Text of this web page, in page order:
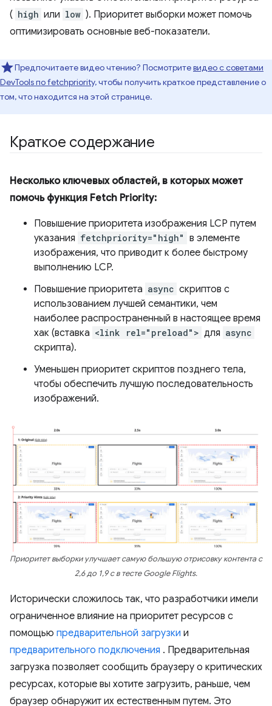
( high или low ). Приоритет выборки может помочь
оптимизировать основные веб-показатели.
Предпочитаете видео чтению? Посмотритевидео с советами
DevTools по fetchpriority,чтобы получить краткое представление о
том, что находится на этой странице.
Краткое содержание
Несколько ключевых областей, в которых может
помочь функция Fetch Priority:
Повышение приоритета изображения LCP путем
указания fetchpriority="high" в элементе
изображения, что приводит к более быстрому
выполнению LCP.
Повышение приоритета async скриптов с
использованием лучшей семантики, чем
наиболее распространенный в настоящее время
хак (вставка <link rel="preload"> для async
скрипта).
Уменьшен приоритет скриптов позднего тела,
чтобы обеспечить лучшую последовательность
изображений.
Приоритет выборки улучшает самую большую отрисовку контента с
2,6 до 1,9 с в тесте Google Flights.
Исторически сложилось так, что разработчики имели
ограниченное влияние на приоритет ресурсов с
помощью предварительной загрузки и
предварительного подключения . Предварительная
загрузка позволяет сообщить браузеру о критических
ресурсах, которые вы хотите загрузить, раньше, чем
браузер обнаружит их естественным путем. Это